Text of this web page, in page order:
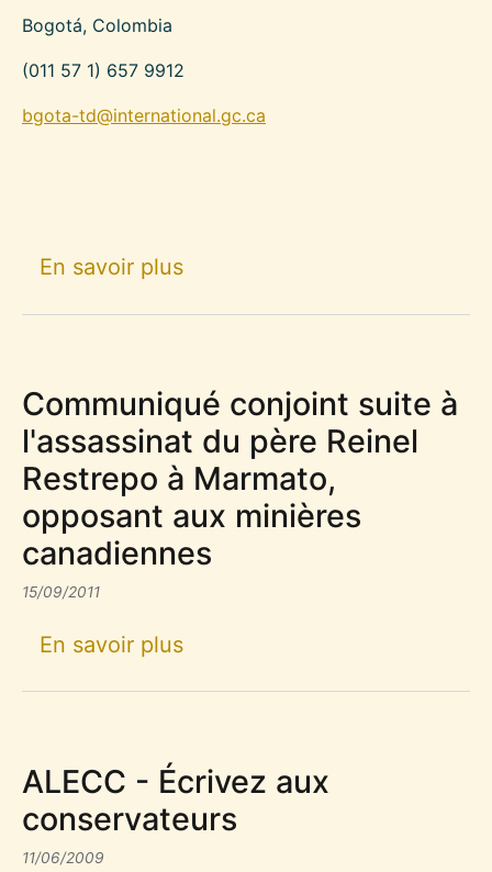
Bogotá, Colombia
(011 57 1) 657 9912
bgota-td@international.gc.ca
En savoir plussur Les organisations
Communiqué conjoint suite à
l'assassinat du père Reinel
Restrepo à Marmato,
opposant aux minières
canadiennes
15/09/2011
En savoir plussur Communiqué conjoint
ALECC - Écrivez aux
conservateurs
11/06/2009